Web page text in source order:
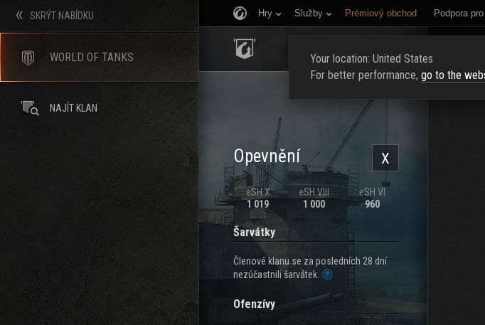
Hry Služby Prémiový obchod Podpora
X
Opevnění
eSH X
1 019
eSH VIII
1 000
eSH VI
960
Šarvátky
Členové klanu se za posledních 28 dní
nezúčastnili šarvátek.
Ofenzívy
SKRÝT NABÍDKU
WORLD OF TANKS
NAJÍT KLAN
Your location: United States
For better performance, go to the